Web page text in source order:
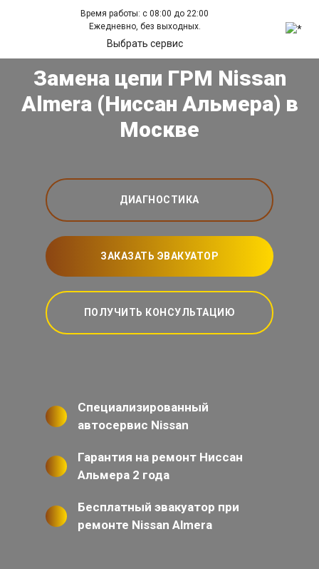
Время работы: с 08:00 до 22:00
Ежедневно, без выходных.
Выбрать сервис
Замена цепи ГРМ Nissan
Almera (Ниссан Альмера) в
Москве
ДИАГНОСТИКА
ЗАКАЗАТЬ ЭВАКУАТОР
ПОЛУЧИТЬ КОНСУЛЬТАЦИЮ
Специализированный
автосервис Nissan
Гарантия на ремонт Ниссан
Альмера 2 года
Бесплатный эвакуатор при
ремонте Nissan Almera